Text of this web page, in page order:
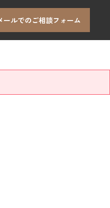
ールでのご相談フォーム